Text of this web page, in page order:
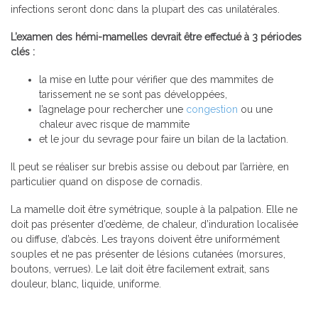
infections seront donc dans la plupart des cas unilatérales.
L’examen des hémi-mamelles devrait être effectué à 3 périodes
clés :
la mise en lutte pour vérifier que des mammites de
tarissement ne se sont pas développées,
l’agnelage pour rechercher une congestion ou une
chaleur avec risque de mammite
et le jour du sevrage pour faire un bilan de la lactation.
Il peut se réaliser sur brebis assise ou debout par l’arrière, en
particulier quand on dispose de cornadis.
La mamelle doit être symétrique, souple à la palpation. Elle ne
doit pas présenter d’œdème, de chaleur, d’induration localisée
ou diffuse, d’abcès. Les trayons doivent être uniformément
souples et ne pas présenter de lésions cutanées (morsures,
boutons, verrues). Le lait doit être facilement extrait, sans
douleur, blanc, liquide, uniforme.